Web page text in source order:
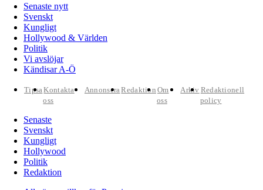
Senaste nytt
Svenskt
Kungligt
Hollywood & Världen
Politik
Vi avslöjar
Kändisar A-Ö
TipsaKontakta
oss
AnnonseraRedaktion Om
oss
Arkiv Redaktionell
policy
Senaste
Svenskt
Kungligt
Hollywood
Politik
Redaktion